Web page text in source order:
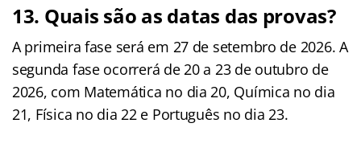
13. Quais são as datas das provas?
A primeira fase será em 27 de setembro de 2026. A
segunda fase ocorrerá de 20 a 23 de outubro de
2026, com Matemática no dia 20, Química no dia
21, Física no dia 22 e Português no dia 23.